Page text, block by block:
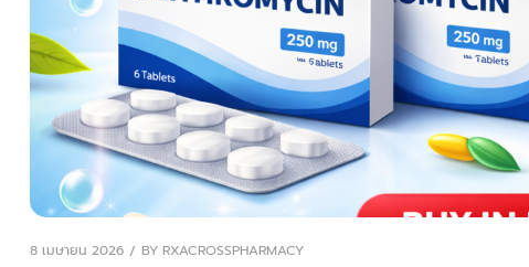
8 เมษายน 2026 BY RXACROSSPHARMACY